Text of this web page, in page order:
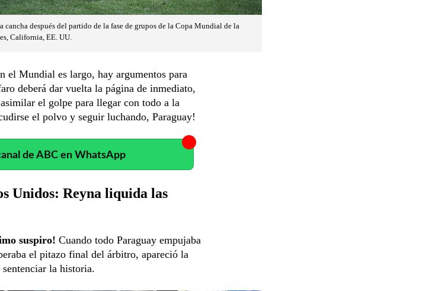
cancha después del partido de la fase de grupos de la Copa Mundial de la
California, EE. UU.
el Mundial es largo, hay argumentos para
deberá dar vuelta la página de inmediato,
el golpe para llegar con todo a la
el polvo y seguir luchando, Paraguay!
de ABC en WhatsApp
Unidos: Reyna liquida las
suspiro! Cuando todo Paraguay empujaba
el pitazo final del árbitro, apareció la
la historia.